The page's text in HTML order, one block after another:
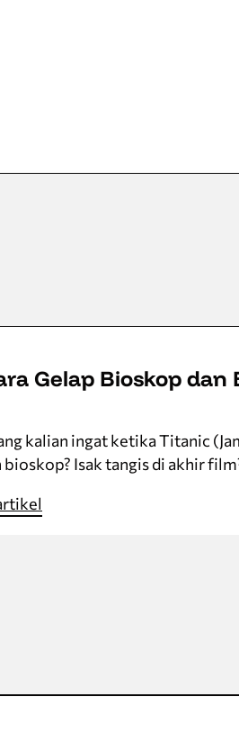
Gelap Bioskop dan
kalian ingat ketika Titanic
bioskop? Isak tangis di akhir